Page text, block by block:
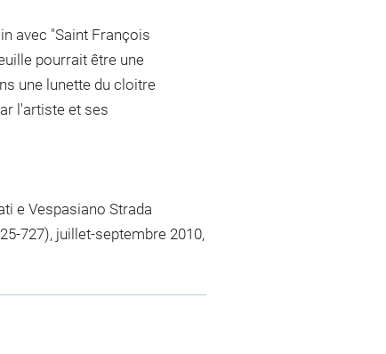
avec "Saint François
pourrait être une
une lunette du cloitre
l'artiste et ses
e Vespasiano Strada
727), juillet-septembre 2010,